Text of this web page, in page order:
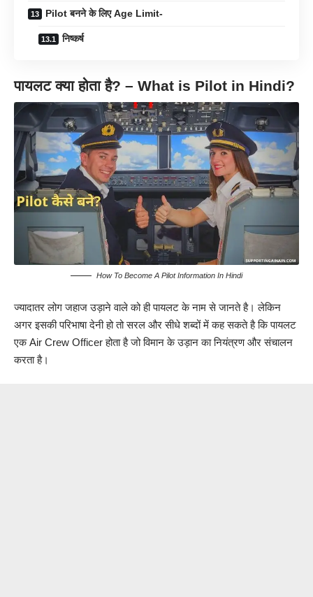
Pilot बनने के लिए Age Limit-
निष्कर्ष
पायलट क्या होता है? – What is Pilot in Hindi?
How To Become A Pilot Information In Hindi
ज्यादातर लोग जहाज उड़ाने वाले को ही पायलट के नाम से जानते है। लेकिन
अगर इसकी परिभाषा देनी हो तो सरल और सीधे शब्दों में कह सकते है कि पायलट
एक Air Crew Officer होता है जो विमान के उड़ान का नियंत्रण और संचालन
करता है।